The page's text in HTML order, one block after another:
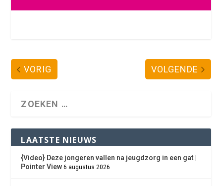
VORIG VOLGENDE
LAATSTE NIEUWS
{Video} Deze jongeren vallen na jeugdzorg in een gat |
Pointer View 6 augustus 2026